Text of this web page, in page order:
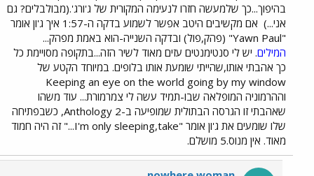
בהיפוך...כך שלמעשה חזרו לנעימה המקורית של ג'ורג'.(מבולבלים? גם
אני...)
אם מקשיבים היטב אפשר לשמוע בדקה ה-1:57 איך ג'ון אומר
"Yawn Paul" (פהק,פול) ובדקה השנייה-הוא באמת מפהק...
המילים. יש לי סנטימנטים עזים מאוד לשיר הזה...בתקופה מסויימת כל
כך אהבתי אותו,שהייתי שומעת אותו בלופים. במיוחד הקטע של
Keeping an eye on the world going by my window
וההרמוניה המופלאה שבו-תמיד עשה לי צמרמורת... עוד משהו
שאהבתי זו הגרסה הבתולית שמופיעה ב-Anthology 2, כשבפתיחה
שלו שומעים את ג'ון אומר "I'm only sleeping,take..." זה היה חמוד
מאוד. אין מנוס.5 מושלם.